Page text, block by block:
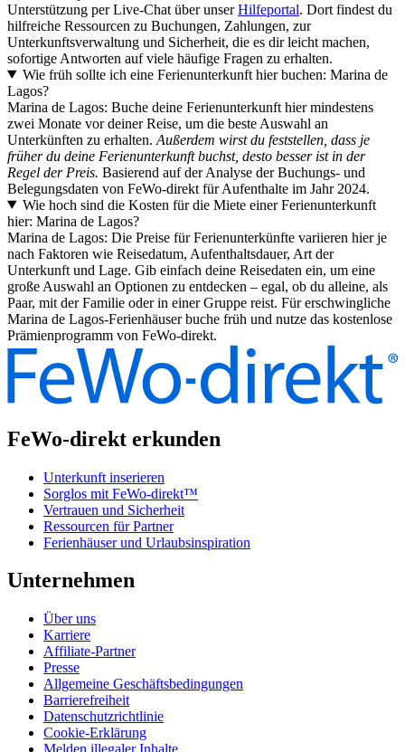
Unterstützung per Live-Chat über unserHilfeportal. Dort findest du
hilfreiche Ressourcen zu Buchungen, Zahlungen, zur
Unterkunftsverwaltung und Sicherheit, die es dir leicht machen,
sofortige Antworten auf viele häufige Fragen zu erhalten.
Wie früh sollte ich eine Ferienunterkunft hier buchen: Marina de
Lagos?
Marina de Lagos: Buche deine Ferienunterkunft hier mindestens
zwei Monate vor deiner Reise, um die beste Auswahl an
Unterkünften zu erhalten. Außerdem wirst du feststellen, dass je
früher du deine Ferienunterkunft buchst, desto besser ist in der
Regel der Preis. Basierend auf der Analyse der Buchungs- und
Belegungsdaten von FeWo-direkt für Aufenthalte im Jahr 2024.
Wie hoch sind die Kosten für die Miete einer Ferienunterkunft
hier: Marina de Lagos?
Marina de Lagos: Die Preise für Ferienunterkünfte variieren hier je
nach Faktoren wie Reisedatum, Aufenthaltsdauer, Art der
Unterkunft und Lage. Gib einfach deine Reisedaten ein, um eine
große Auswahl an Optionen zu entdecken – egal, ob du alleine, als
Paar, mit der Familie oder in einer Gruppe reist. Für erschwingliche
Marina de Lagos-Ferienhäuser buche früh und nutze das kostenlose
Prämienprogramm von FeWo-direkt.
FeWo-direkt erkunden
Unterkunft inserieren
Sorglos mit FeWo-direkt™
Vertrauen und Sicherheit
Ressourcen für Partner
Ferienhäuser und Urlaubsinspiration
Unternehmen
Über uns
Karriere
Affiliate-Partner
Presse
Allgemeine Geschäftsbedingungen
Barrierefreiheit
Datenschutzrichtlinie
Cookie-Erklärung